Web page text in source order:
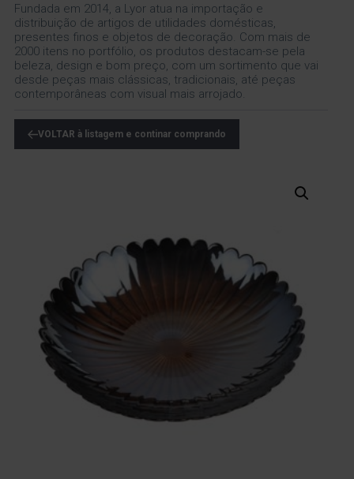
Fundada em 2014, a Lyor atua na importação e
distribuição de artigos de utilidades domésticas,
presentes finos e objetos de decoração. Com mais de
2000 itens no portfólio, os produtos destacam-se pela
beleza, design e bom preço, com um sortimento que vai
desde peças mais clássicas, tradicionais, até peças
contemporâneas com visual mais arrojado.
VOLTAR à listagem e continar comprando